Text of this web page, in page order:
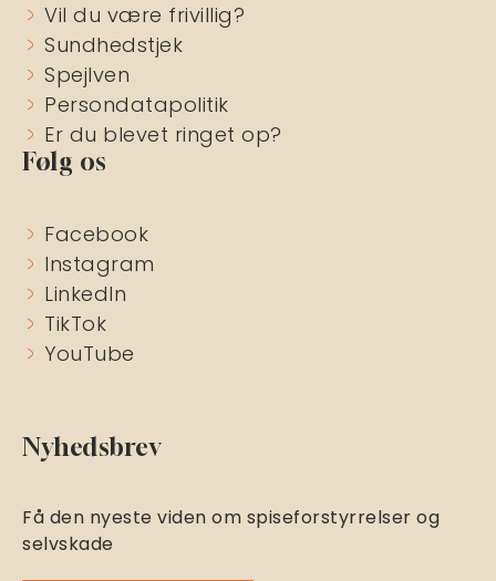
Vil du være frivillig?
Sundhedstjek
Spejlven
Persondatapolitik
Er du blevet ringet op?
Følg os
Facebook
Instagram
LinkedIn
TikTok
YouTube
Nyhedsbrev
Få den nyeste viden om spiseforstyrrelser og
selvskade